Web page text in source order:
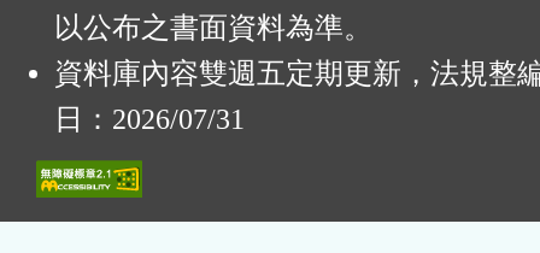
以公布之書面資料為準。
資料庫內容雙週五定期更新，法規整
日：2026/07/31